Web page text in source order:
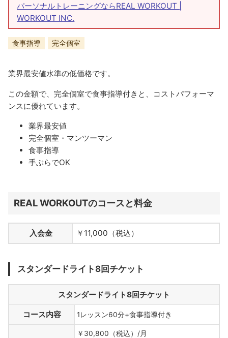
パーソナルトレーニングならREAL WORKOUT |
WORKOUT INC.
食事指導 完全個室
業界最安値水準の低価格です。
この金額で、完全個室で食事指導付きと、コストパフォーマ
ンスに優れています。
業界最安値
完全個室・マンツーマン
食事指導
手ぶらでOK
REAL WORKOUTのコースと料金
入会金 ￥11,000（税込）
スタンダードライト8回チケット
スタンダードライト8回チケット
コース内容 1レッスン60分+食事指導付き
￥30,800（税込）/月